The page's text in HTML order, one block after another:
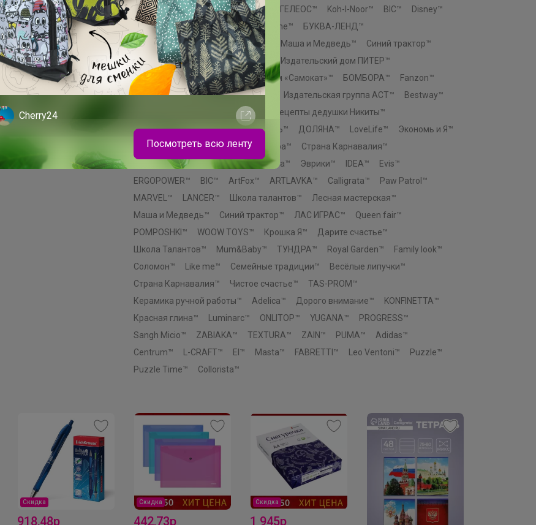
Эврики™
Этель™ ErichKrause™ ГЕЛЕОС™ Koh-I-Noor™ BIC™
Disney™
Paw Patrol™
Hasbro™ Luazon Home™
БУКВА-ЛЕНД™
Лесная мастерская™
Мастер К™ Маша и Медведь™
Синий трактор™
Смешарики™
AKUBA™ Эксмо™
Издательский дом ПИТЕР™
Эксмодетство™
Издательский дом «Самокат»™ БОМБОРА™
Fanzon™
Комильфо™
МОЗАИКА-СИНТЕЗ™ Издательская группа АСТ™
Bestway™
Мой выбор™
Рецепты дедушки Никиты™
Добропаровъ™
Greengo™ ЭТЕЛЬ™ ДОЛЯНА™ LoveLife™
Экономь и Я™
Крошка Я™
Уральская мануфактура™
Страна Карнавалия™
Хорошие сувениры™
Альтернатива™ Эврики™ IDEA™
Evis™
ERGOPOWER™
BIC™ ArtFox™ ARTLAVKA™ Calligrata™
Paw Patrol™
MARVEL™
LANCER™ Школа талантов™
Лесная мастерская™
Маша и Медведь™
Синий трактор™ ЛАС ИГРАС™
Queen fair™
POMPOSHKI™
WOOW TOYS™ Крошка Я™
Дарите счастье™
Школа Талантов™
Mum&Baby™ ТУНДРА™ Royal Garden™
Family look™
Соломон™
Like me™ Семейные традиции™
Весёлые липучки™
Страна Карнавалия™
Чистое счастье™
TAS-PROM™
Керамика ручной работы™
Adelica™ Дорого внимание™
KONFINETTA™
Красная глина™
Luminarc™ ONLITOP™ YUGANA™
PROGRESS™
Sangh Micio™
ZABIAKA™ TEXTURA™ ZAIN™ PUMA™
Adidas™
Centrum™
L-CRAFT™ El™ Masta™ FABRETTI™ Leo Ventoni™
Puzzle™
Puzzle Time™
Collorista™
Скидка
918,48р
Скидка
442,73р
Скидка
1 945р
Cherry24
GRIZZLY - качество, проверенное временем
_Настя_
Базовые школьные водолазки из закупки
Посмотреть всю ленту